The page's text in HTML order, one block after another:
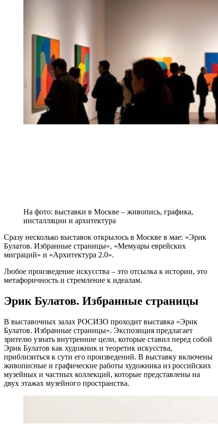
На фото: выставки в Москве – живопись, графика,
инсталляции и архитектура
Сразу несколько выставок открылось в Москве в мае: «Эрик
Булатов. Избранные страницы», «Мемуары еврейских
миграций» и «Архитектура 2.0».
Любое произведение искусства – это отсылка к истории, это
метафоричность и стремление к идеалам.
Эрик Булатов. Избранные страницы
В выставочных залах РОСИЗО проходит выставка «Эрик
Булатов. Избранные страницы». Экспозиция предлагает
зрителю узнать внутренние цели, которые ставил перед собой
Эрик Булатов как художник и теоретик искусства,
приблизиться к сути его произведений. В выставку включены
живописные и графические работы художника из российских
музейных и частных коллекций, которые представлены на
двух этажах музейного пространства.